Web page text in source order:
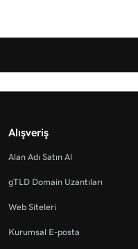
Alışveriş
Alan Adı Satın Al
gTLD Domain Uzantıları
Web Siteleri
Kurumsal E-posta